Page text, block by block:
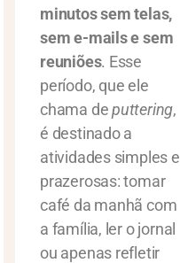
minutos sem telas,
sem e-mails e sem
reuniões. Esse
período, que ele
chama deputtering,
é destinado a
atividades simples e
prazerosas: tomar
café da manhã com
a família, ler o jornal
ou apenas refletir